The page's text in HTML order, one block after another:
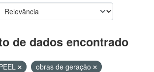
de dados encontrado
obras de geração